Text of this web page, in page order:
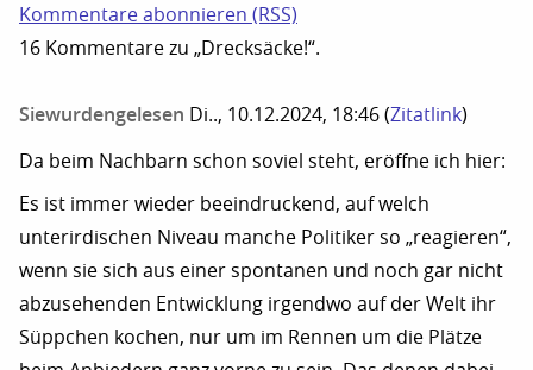
Kommentare abonnieren (RSS)
16 Kommentare zu „Drecksäcke!“.
Siewurdengelesen Di.., 10.12.2024, 18:46 (Zitatlink)
Da beim Nachbarn schon soviel steht, eröffne ich hier:
Es ist immer wieder beeindruckend, auf welch
unterirdischen Niveau manche Politiker so „reagieren“,
wenn sie sich aus einer spontanen und noch gar nicht
abzusehenden Entwicklung irgendwo auf der Welt ihr
Süppchen kochen, nur um im Rennen um die Plätze